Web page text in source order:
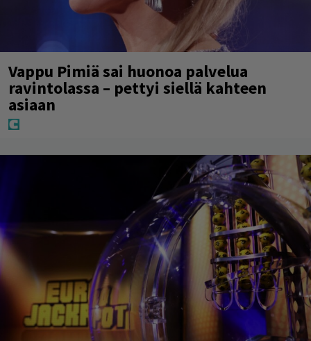
Vappu Pimiä sai huonoa palvelua
ravintolassa – pettyi siellä kahteen
asiaan